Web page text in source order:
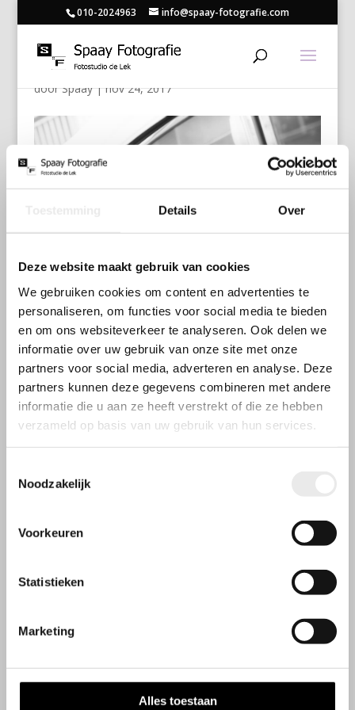
Details Over
Deze website maakt gebruik van cookies
We gebruiken cookies om content en advertenties te
personaliseren, om functies voor social media te bieden
en om ons websiteverkeer te analyseren. Ook delen we
informatie over uw gebruik van onze site met onze
partners voor social media, adverteren en analyse. Deze
partners kunnen deze gegevens combineren met andere
informatie die u aan ze heeft verstrekt of die ze hebben
verzameld op basis van uw gebruik van hun services.
Noodzakelijk
Voorkeuren
Statistieken
Marketing
Alles toestaan
010-2024963 info@spaay-fotografie.com
Huwelijk met voertuig
doorSpaay|nov 24, 2017
Openingstijden
Contactgegevens